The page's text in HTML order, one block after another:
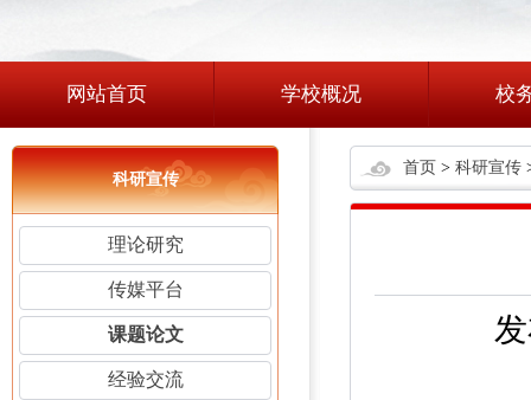
网站首页 学校概况 校
科研宣传
理论研究
传媒平台
课题论文
经验交流
首页 > 科研宣传